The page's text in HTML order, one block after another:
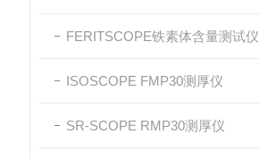
FERITSCOPE铁素体含量测试仪
ISOSCOPE FMP30测厚仪
SR-SCOPE RMP30测厚仪